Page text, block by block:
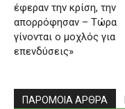
έφεραν την κρίση, την
απορρόφησαν – Τώρα
γίνονται ο μοχλός για
επενδύσεις»
ΠΑΡΟΜΟΙΑ ΑΡΘΡΑ